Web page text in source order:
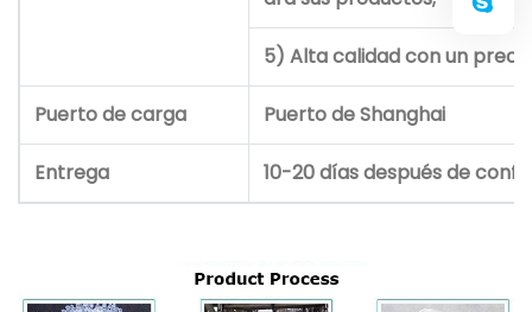
5) Alta calidad con un
Puerto de carga Puerto de Shanghai
Entrega 10-20 días después de